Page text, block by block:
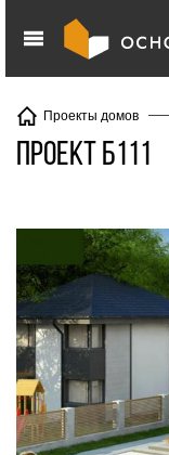
Проекты домов
Проект Б111